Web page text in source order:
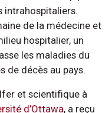
intrahospitaliers.
de la médecine et
hospitalier, un
les maladies du
de décès au pays.
et scientifique à
d’Ottawa, a reçu